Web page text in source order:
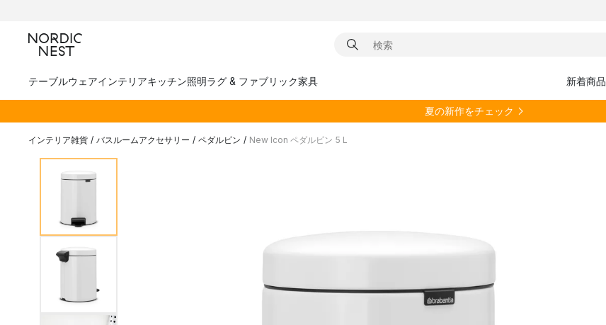
テーブルウェアインテリアキッチン照明ラグ & ファブリック家具 新着商品
夏の新作をチェック
インテリア雑貨 / バスルームアクセサリー / ペダルビン / New Icon ペダルビン 5 L